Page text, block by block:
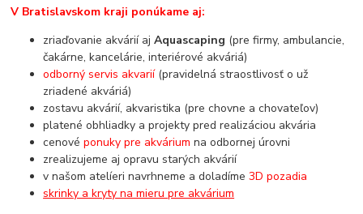
V Bratislavskom kraji ponúkame aj:
zriaďovanie akvárií ajAquascaping (pre firmy, ambulancie,
čakárne, kancelárie, interiérové akváriá)
odborný servis akvarií(pravidelná straostlivosť o už
zriadené akváriá)
zostavu akvárií, akvaristika (pre chovne a chovateľov)
platené obhliadky a projekty pred realizáciou akvária
cenovéponuky pre akvárium na odbornej úrovni
zrealizujeme aj opravu starých akvárií
v našom atelíeri navrhneme a doladíme3D pozadia
skrinky a kryty na mieru pre akvárium